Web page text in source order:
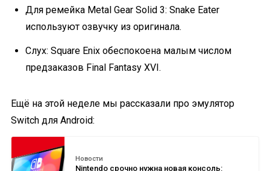
Для ремейка Metal Gear Solid 3: Snake Eater
используют озвучку из оригинала.
Слух: Square Enix обеспокоена малым числом
предзаказов Final Fantasy XVI.
Ещё на этой неделе мы рассказали про эмулятор
Switch для Android:
Новости
Nintendo срочно нужна новая консоль: